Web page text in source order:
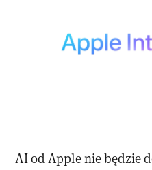
AI od Apple nie będzie